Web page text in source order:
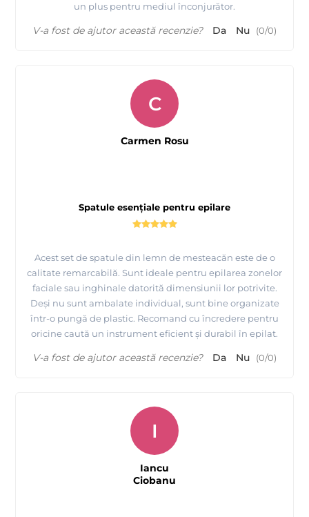
un plus pentru mediul înconjurător.
V-a fost de ajutor această recenzie? Da Nu (0/0)
Spatule esențiale pentru epilare
Acest set de spatule din lemn de mesteacăn este de o
calitate remarcabilă. Sunt ideale pentru epilarea zonelor
faciale sau inghinale datorită dimensiunii lor potrivite.
Deși nu sunt ambalate individual, sunt bine organizate
într-o pungă de plastic. Recomand cu încredere pentru
oricine caută un instrument eficient și durabil în epilat.
C
Carmen Rosu
V-a fost de ajutor această recenzie? Da Nu (0/0)
I
Iancu
Ciobanu